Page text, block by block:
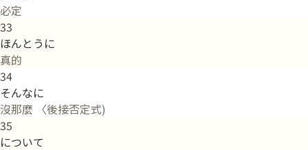
必定
33
ほんとうに
真的
34
そんなに
沒那麼 〈後接否定式)
35
について